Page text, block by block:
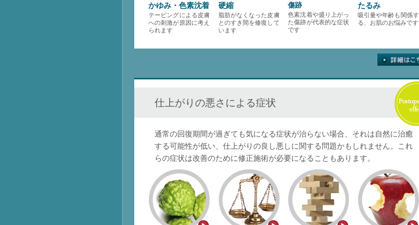
かゆみ・色素沈着
テーピングによる皮膚
への刺激が原因に考え
られます
硬縮
脂肪がなくなった皮膚
とのすき間を修復して
います
傷跡
色素沈着や盛り上がっ
た傷跡が代表的な症状
です
たるみ
吸引量や年齢も関係す
る、お肌のお悩みです
仕上がりの悪さによる症状
通常の回復期間が過ぎても気になる症状が治らない場合、それは自然に治癒
する可能性が低い、仕上がりの良し悪しに関する問題かもしれません。これ
らの症状は改善のために修正施術が必要になることもあります。